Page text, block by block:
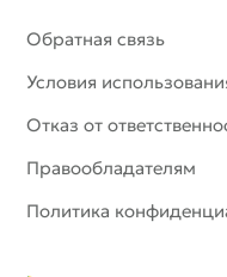
Обратная связь
Условия
Отказ от
Правообладателям
Политика